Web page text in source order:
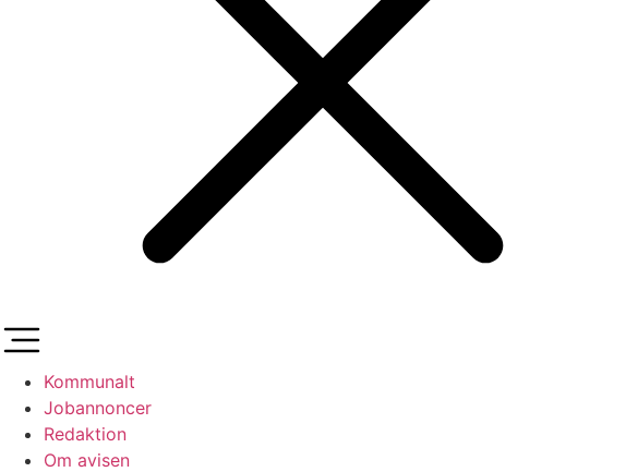
Kommunalt
Jobannoncer
Redaktion
Om avisen